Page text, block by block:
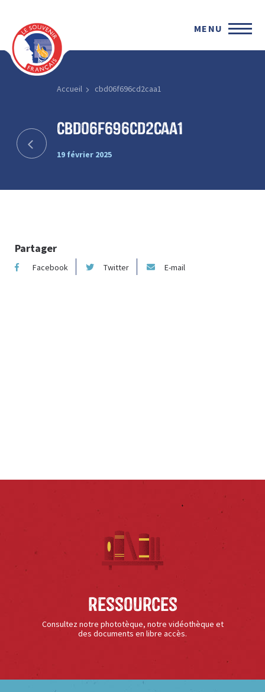
MENU
Accueil cbd06f696cd2caa1
cbd06f696cd2caa1
19 février 2025
Partager
Facebook Twitter E-mail
Ressources
Consultez notre phototèque, notre vidéothèque et
des documents en libre accès.